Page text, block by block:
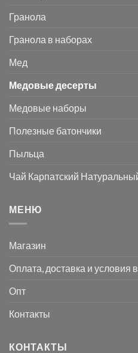
Гранола
Гранола в наборах
Мед
Медовые десерты
Медовые наборы
Полезные батончики
Пыльца
Чай Карпатский
МЕНЮ
Магазин
Оплата, доставка и условия
Опт
Контакты
КОНТАКТЫ